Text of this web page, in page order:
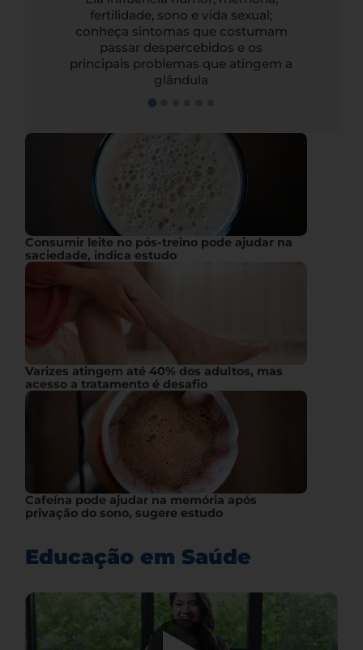
fertilidade, sono e vida sexual;
conheça sintomas que costumam
passar despercebidos e os
principais problemas que atingem a
glândula
Consumir leite no pós-treino pode ajudar na
saciedade, indica estudo
Varizes atingem até 40% dos adultos, mas
acesso a tratamento é desafio
Cafeína pode ajudar na memória após
privação do sono, sugere estudo
Educação em Saúde